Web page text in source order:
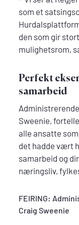
som et
den som gir
mulighetsrom,
Perfekt
samarbeid
Sweenie,
alle ansatte
det hadde vært
samarbeid og
næringsliv,
FEIRING:
Craig Sweenie